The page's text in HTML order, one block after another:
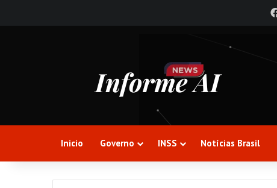
Inicio Governo INSS Notícias Brasil